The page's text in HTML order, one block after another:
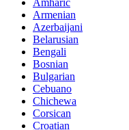
Armenian
Azerbaijani
Belarusian
Bengali
Bosnian
Bulgarian
Cebuano
Chichewa
Corsican
Croatian